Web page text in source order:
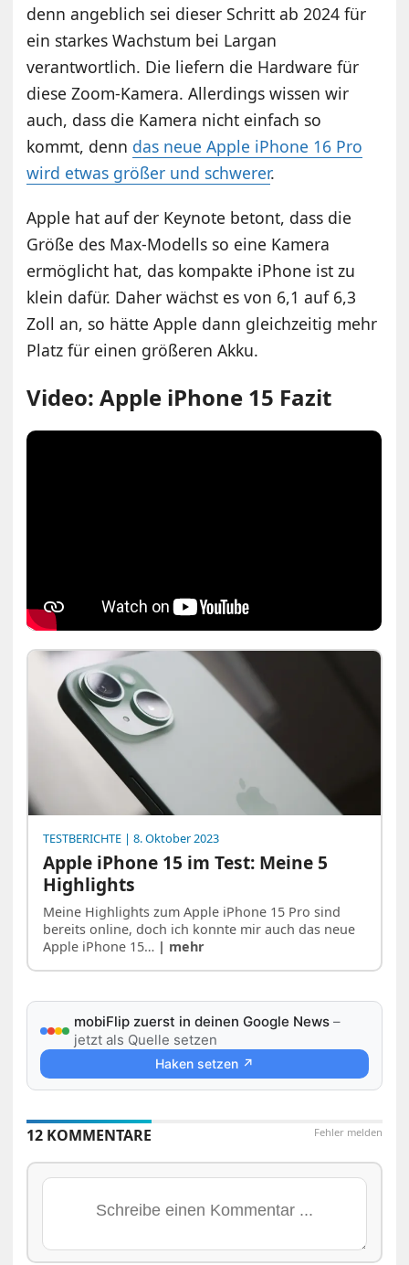
denn angeblich sei dieser Schritt ab 2024 für
ein starkes Wachstum bei Largan
verantwortlich. Die liefern die Hardware für
diese Zoom-Kamera. Allerdings wissen wir
auch, dass die Kamera nicht einfach so
kommt, denn das neue Apple iPhone 16 Pro
wird etwas größer und schwerer.
Apple hat auf der Keynote betont, dass die
Größe des Max-Modells so eine Kamera
ermöglicht hat, das kompakte iPhone ist zu
klein dafür. Daher wächst es von 6,1 auf 6,3
Zoll an, so hätte Apple dann gleichzeitig mehr
Platz für einen größeren Akku.
Video: Apple iPhone 15 Fazit
TESTBERICHTE | 8. Oktober 2023
Apple iPhone 15 im Test: Meine 5
Highlights
Meine Highlights zum Apple iPhone 15 Pro sind
bereits online, doch ich konnte mir auch das neue
Apple iPhone 15… | mehr
mobiFlip zuerst in deinen Google News –
jetzt als Quelle setzen
Haken setzen ↗
Fehler melden
12 KOMMENTARE